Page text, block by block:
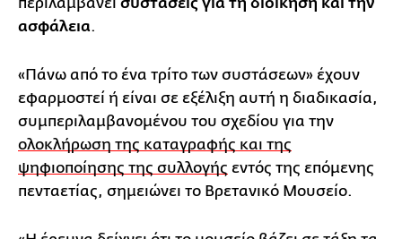
ασφάλεια.
«Πάνω από το ένα τρίτο των συστάσεων» έχουν
εφαρμοστεί ή είναι σε εξέλιξη αυτή η διαδικασία,
συμπεριλαμβανομένου του σχεδίου για την
ολοκλήρωση της καταγραφής και της
ψηφιοποίησης της συλλογής εντός της επόμενης
πενταετίας, σημειώνει το Βρετανικό Μουσείο.